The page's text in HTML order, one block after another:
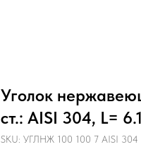
Уголок
ст.: AISI 304, L=
SKU: УГЛНЖ 100 100 7 AISI 304